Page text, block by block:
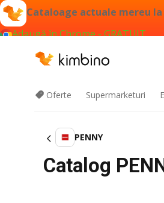
Cataloage actuale mereu
Adaugă în Chrome - GRATUIT
Oferte Supermarketuri
PENNY
Catalog